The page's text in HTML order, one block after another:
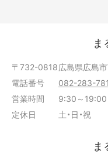
ま
〒732-0818広島県広島
電話番号
082-283-
営業時間
9:30～19:00
定休日
土・日・祝
ま